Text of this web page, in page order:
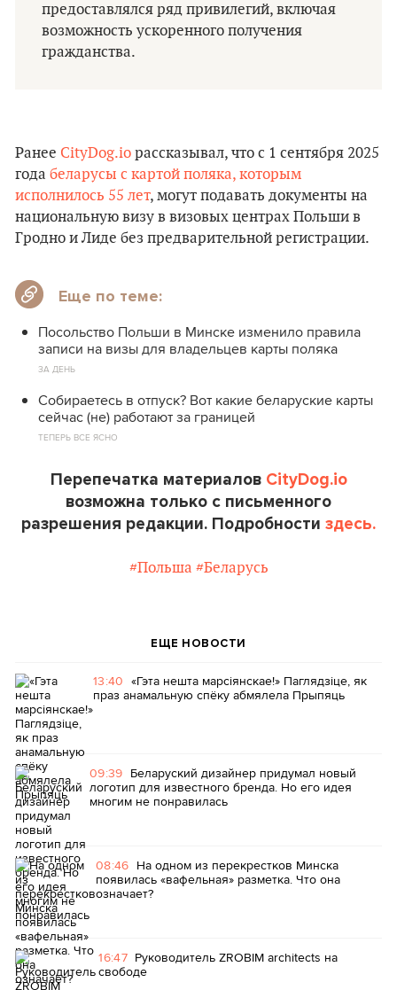
предоставлялся ряд привилегий, включая
возможность ускоренного получения
гражданства.
Ранее CityDog.io рассказывал, что с 1 сентября 2025
года беларусы с картой поляка, которым
исполнилось 55 лет, могут подавать документы на
национальную визу в визовых центрах Польши в
Гродно и Лиде без предварительной регистрации.
Еще по теме:
Посольство Польши в Минске изменило правила
записи на визы для владельцев карты поляка
ЗА ДЕНЬ
Собираетесь в отпуск? Вот какие беларуские карты
сейчас (не) работают за границей
ТЕПЕРЬ ВСЕ ЯСНО
Перепечатка материалов CityDog.io
возможна только с письменного
разрешения редакции. Подробности здесь.
#Польша #Беларусь
ЕЩЕ НОВОСТИ
13:40 «Гэта нешта марсіянскае!» Паглядзіце, як
праз анамальную спёку абмялела Прыпяць
09:39 Беларуский дизайнер придумал новый
логотип для известного бренда. Но его идея
многим не понравилась
08:46 На одном из перекрестков Минска
появилась «вафельная» разметка. Что она
означает?
16:47 Руководитель ZROBIM architects на
свободе